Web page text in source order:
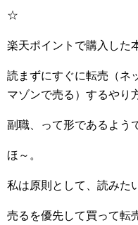
☆
楽天ポイントで購入した
読まずにすぐに転売（ネ
マゾンで売る）するやり
副職、って形であるよう
ほ～。
私は原則として、読みた
売るを優先して買って転